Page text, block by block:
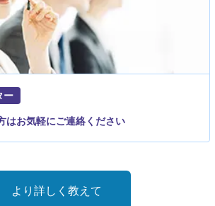
ー
はお気軽にご連絡ください
より詳しく教えて